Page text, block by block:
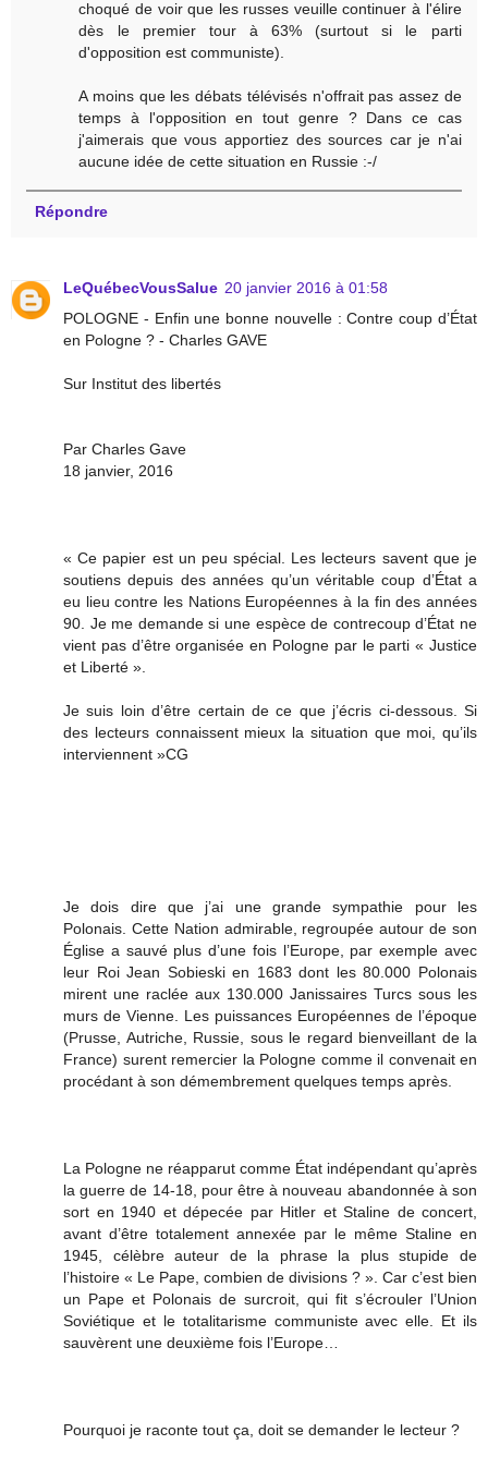
choqué de voir que les russes veuille continuer à l'élire
dès le premier tour à 63% (surtout si le parti
d'opposition est communiste).
A moins que les débats télévisés n'offrait pas assez de
temps à l'opposition en tout genre ? Dans ce cas
j'aimerais que vous apportiez des sources car je n'ai
aucune idée de cette situation en Russie :-/
Répondre
LeQuébecVousSalue 20 janvier 2016 à 01:58
POLOGNE - Enfin une bonne nouvelle : Contre coup d’État
en Pologne ? - Charles GAVE
Sur Institut des libertés
Par Charles Gave
18 janvier, 2016
« Ce papier est un peu spécial. Les lecteurs savent que je
soutiens depuis des années qu’un véritable coup d’État a
eu lieu contre les Nations Européennes à la fin des années
90. Je me demande si une espèce de contrecoup d’État ne
vient pas d’être organisée en Pologne par le parti « Justice
et Liberté ».
Je suis loin d’être certain de ce que j’écris ci-dessous. Si
des lecteurs connaissent mieux la situation que moi, qu’ils
interviennent »CG
Je dois dire que j’ai une grande sympathie pour les
Polonais. Cette Nation admirable, regroupée autour de son
Église a sauvé plus d’une fois l’Europe, par exemple avec
leur Roi Jean Sobieski en 1683 dont les 80.000 Polonais
mirent une raclée aux 130.000 Janissaires Turcs sous les
murs de Vienne. Les puissances Européennes de l’époque
(Prusse, Autriche, Russie, sous le regard bienveillant de la
France) surent remercier la Pologne comme il convenait en
procédant à son démembrement quelques temps après.
La Pologne ne réapparut comme État indépendant qu’après
la guerre de 14-18, pour être à nouveau abandonnée à son
sort en 1940 et dépecée par Hitler et Staline de concert,
avant d’être totalement annexée par le même Staline en
1945, célèbre auteur de la phrase la plus stupide de
l’histoire « Le Pape, combien de divisions ? ». Car c’est bien
un Pape et Polonais de surcroit, qui fit s’écrouler l’Union
Soviétique et le totalitarisme communiste avec elle. Et ils
sauvèrent une deuxième fois l’Europe…
Pourquoi je raconte tout ça, doit se demander le lecteur ?